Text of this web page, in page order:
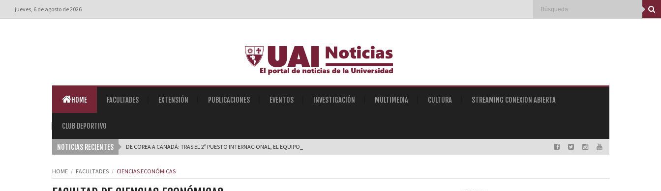
jueves, 6 de agosto de 2026
HOME FACULTADES EXTENSIÓN PUBLICACIONES EVENTOS INVESTIGACIÓN MULTIMEDIA CULTURA STREAMING CONEXION ABIERTA
CLUB DEPORTIVO
NOTICIAS RECIENTES DE COREA A CANADÁ: TRAS EL 2º PUESTO INTERNACIONAL, EL EQUIPO DE ROBÓTICA SUB- |
HOME FACULTADES CIENCIAS ECONÓMICAS